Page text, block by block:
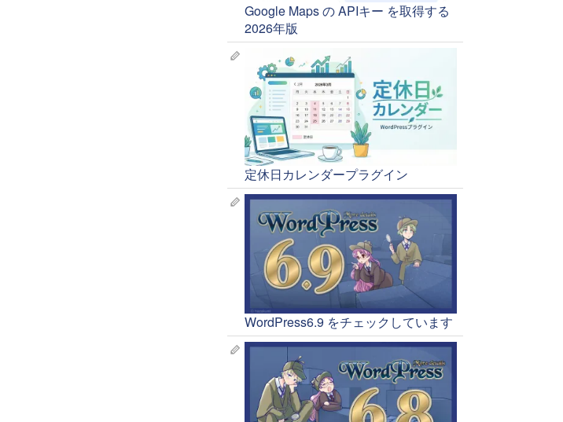
Google Maps の APIキー を取得する
2026年版
定休日カレンダープラグイン
WordPress6.9 をチェックしています